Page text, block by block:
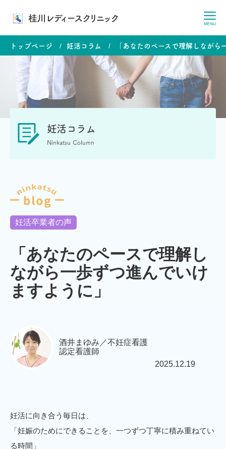
桂川レディースクリニック MENU
トップページ 妊活コラム 「あなたのペースで理解しなが
妊活コラム
Ninkatsu Column
妊活卒業者の声
「あなたのペースで理解し
ながら一歩ずつ進んでいけ
ますように」
酒井まゆみ／不妊症看護
認定看護師
2025.12.19
妊活に向き合う毎日は、
「妊娠のためにできることを、一つずつ丁寧に積み重ねてい
る時間」